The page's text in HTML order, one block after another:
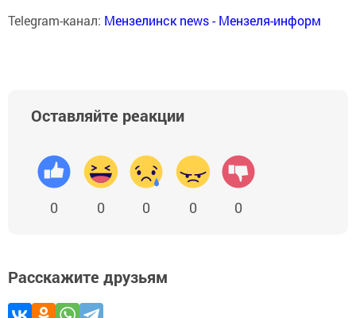
Telegram-канал: Мензелинск news - Мензеля-информ
Оставляйте реакции
0 0 0 0 0
Расскажите друзьям